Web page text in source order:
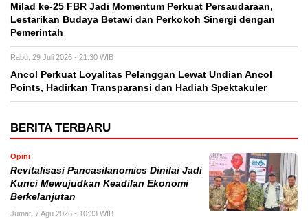
Milad ke-25 FBR Jadi Momentum Perkuat Persaudaraan,
Lestarikan Budaya Betawi dan Perkokoh Sinergi dengan
Pemerintah
Rabu, 29 Juli 2026 - 21:30 WIB
Ancol Perkuat Loyalitas Pelanggan Lewat Undian Ancol
Points, Hadirkan Transparansi dan Hadiah Spektakuler
BERITA TERBARU
Opini
Revitalisasi Pancasilanomics Dinilai Jadi
Kunci Mewujudkan Keadilan Ekonomi
Berkelanjutan
Jumat, 7 Agu 2026 - 10:33 WIB